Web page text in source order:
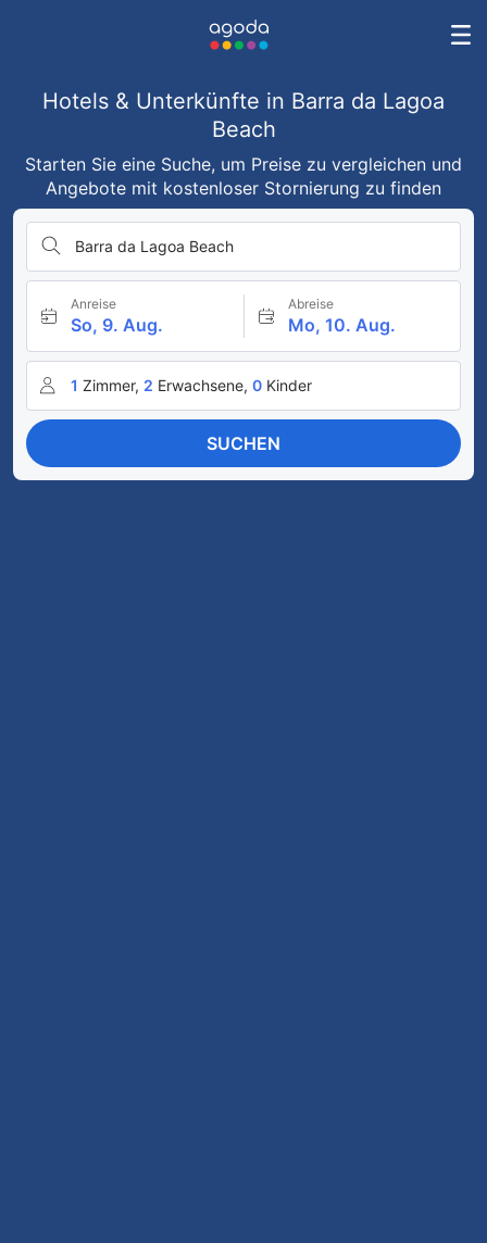
Hotels & Unterkünfte in Barra da Lagoa
Beach
Starten Sie eine Suche, um Preise zu vergleichen und
Angebote mit kostenloser Stornierung zu finden
Barra da Lagoa Beach
Anreise
So, 9. Aug.
Abreise
Mo, 10. Aug.
1 Zimmer, 2 Erwachsene, 0 Kinder
SUCHEN